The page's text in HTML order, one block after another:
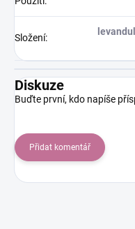
Složení:
Diskuze
Buďte první, kdo napíše
Přidat komentář